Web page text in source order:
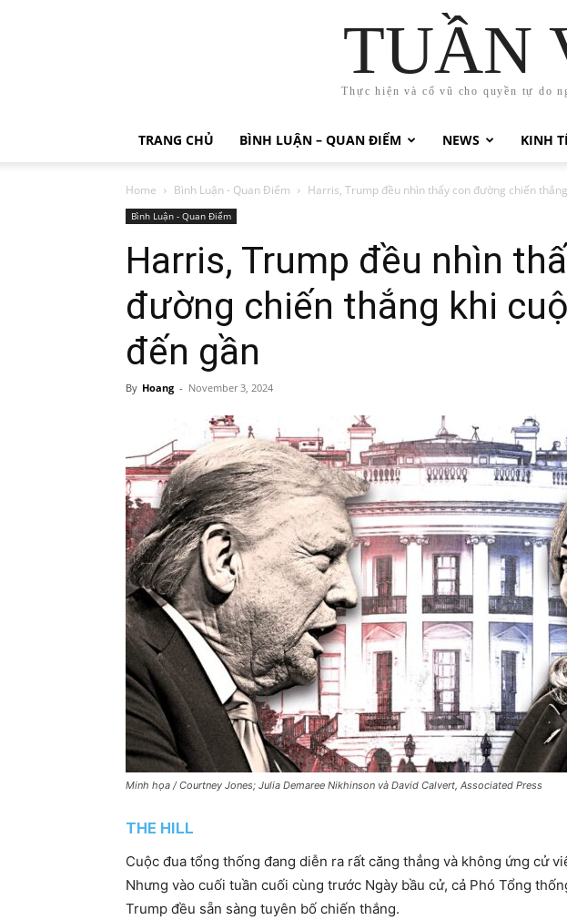
TUẦN
Thực hiện và cổ vũ cho quyền tự do
TRANG CHỦ BÌNH LUẬN – QUAN ĐIỂM NEWS KINH
Home Bình Luận - Quan Điểm Harris, Trump đều nhìn thấy con đường chiến
Bình Luận - Quan Điểm
Harris, Trump đều nhìn
đường chiến thắng khi
đến gần
By Hoang - November 3, 2024
Minh họa / Courtney Jones; Julia Demaree Nikhinson và David Calvert, Associated Press
THE HILL
Cuộc đua tổng thống đang diễn ra rất căng thẳng và không ứng cử
Nhưng vào cuối tuần cuối cùng trước Ngày bầu cử, cả Phó Tổng
Trump đều sẵn sàng tuyên bố chiến thắng.